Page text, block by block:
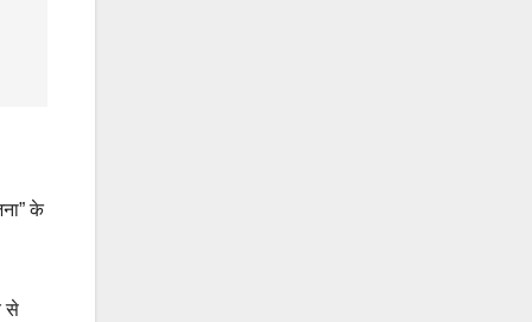
के
से